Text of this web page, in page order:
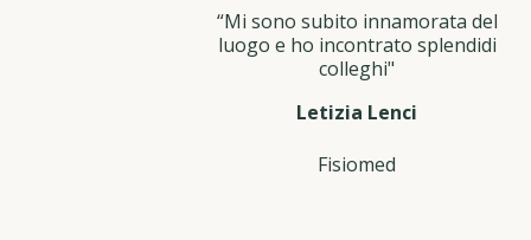
“Mi sono subito innamorata del
luogo e ho incontrato splendidi
colleghi"
Letizia Lenci
Fisiomed